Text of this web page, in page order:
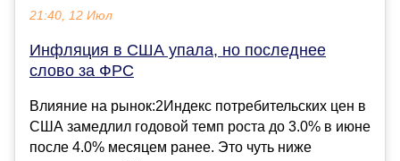
21:40, 12 Июл
Инфляция в США упала, но последнее
слово за ФРС
Влияние на рынок:2Индекс потребительских цен в
США замедлил годовой темп роста до 3.0% в июне
после 4.0% месяцем ранее. Это чуть ниже